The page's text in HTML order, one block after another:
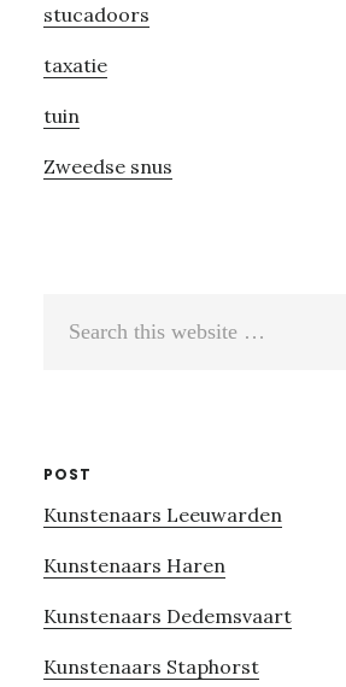
stucadoors
taxatie
tuin
Zweedse snus
POST
Kunstenaars Leeuwarden
Kunstenaars Haren
Kunstenaars Dedemsvaart
Kunstenaars Staphorst